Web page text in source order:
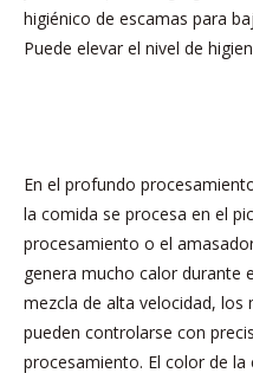
higiénico de escamas para
Puede elevar el nivel de
En el profundo
la comida se procesa en el
procesamiento o el
genera mucho calor durante
mezcla de alta velocidad,
pueden controlarse con
procesamiento. El color de